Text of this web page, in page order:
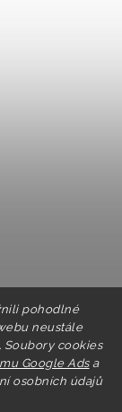
pohodlné
neustále
Soubory cookies
Google Adsa
osobních údajů